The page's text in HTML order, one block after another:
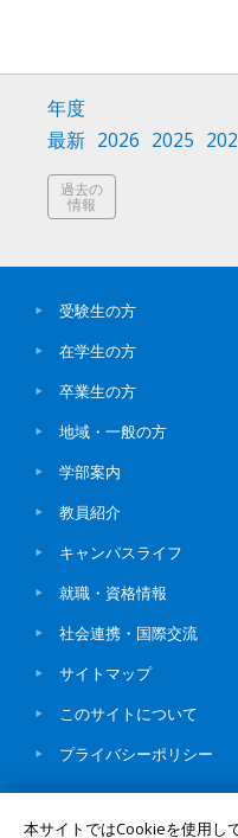
年度
最新 2026 2025
過去の
情報
受験生の方
在学生の方
卒業生の方
地域・一般の方
学部案内
教員紹介
キャンパスライフ
就職・資格情報
社会連携・国際交流
サイトマップ
このサイトについて
プライバシーポリシー
本サイトではCookieを使用し